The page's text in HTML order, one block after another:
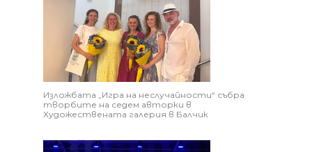
Изложбата „Игра на неслучайности“ събра
творбите на седем авторки в
Художествената галерия в Балчик